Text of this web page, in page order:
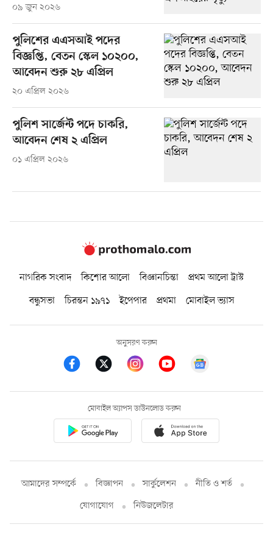
০৯ জুন ২০২৬
পুলিশের এএসআই পদের
বিজ্ঞপ্তি, বেতন স্কেল ১০২০০,
আবেদন শুরু ২৮ এপ্রিল
২০ এপ্রিল ২০২৬
পুলিশ সার্জেন্ট পদে চাকরি,
আবেদন শেষ ২ এপ্রিল
০১ এপ্রিল ২০২৬
নাগরিক সংবাদ কিশোর আলো বিজ্ঞানচিন্তা
প্রথম আলো ট্রাস্ট
বন্ধুসভা
চিরন্তন ১৯৭১ ইপেপার প্রথমা মোবাইল ভ্যাস
অনুসরণ করুন
মোবাইল অ্যাপস ডাউনলোড করুন
আমাদের সম্পর্কে বিজ্ঞাপন সার্কুলেশন
নীতি ও শর্ত
যোগাযোগ
নিউজলেটার